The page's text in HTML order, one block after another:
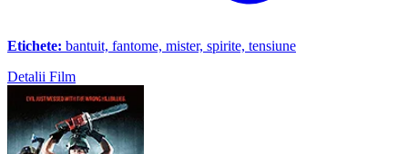
Etichete: bantuit, fantome, mister, spirite, tensiune
Detalii Film